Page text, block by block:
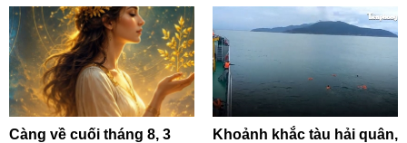
Càng về cuối tháng 8, 3
Khoảnh khắc tàu hải quân,